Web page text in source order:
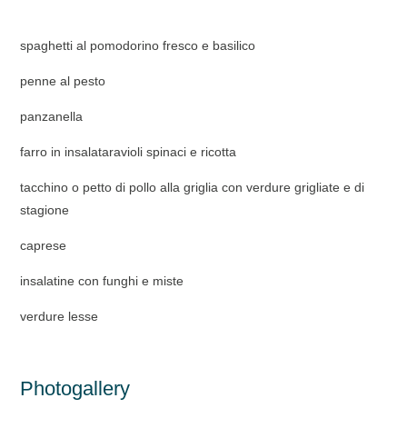
spaghetti al pomodorino fresco e basilico
penne al pesto
panzanella
farro in insalataravioli spinaci e ricotta
tacchino o petto di pollo alla griglia con verdure grigliate e di
stagione
caprese
insalatine con funghi e miste
verdure lesse
Photogallery